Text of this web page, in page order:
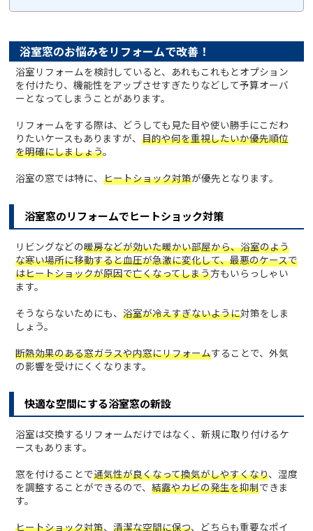
浴室窓のお悩みをリフォームで改善！
浴室リフォームを検討していると、あれもこれもとオプション
を付けたり、機能性をアップさせすぎたりなどして予算オーバ
ーとなってしまうことがあります。
リフォームをする際は、どうしても見た目や使い勝手にこだわ
りたいケースもありますが、 目的や何を重視したいか優先順位
を明確にしましょう。
浴室の窓では特に、 ヒートショック対策が優先となります。
浴室窓のリフォームでヒートショック対策
リビングなどの暖房などが効いた暖かい部屋から、浴室のよう
な寒い場所に移動すると血圧が急激に変化して、最悪のケースで
はヒートショックが原因で亡くなってしまう方もいらっしゃい
ます。
そうならないためにも、 浴室が冷えすぎないように対策をしま
しょう。
断熱効果のある窓ガラスや内窓にリフォームすることで、外気
の影響を受けにくくなります。
快適な空間にする浴室窓の新設
浴室は交換するリフォームだけではなく、新規に取り付けるケ
ースもあります。
窓を付けることで通気性が良くなって換気がしやすくなり、湿度
を調整することができるので、 結露やカビの発生を抑制できま
す。
ヒートショック対策、 清潔な空間に保つ、どちらも重要なポイ